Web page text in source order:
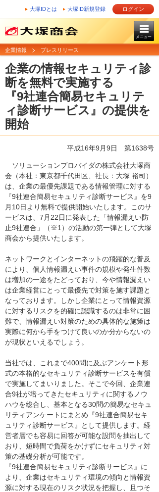
大塚IDとは 大塚ID新規登録 ログイン
メニュー
企業情報 プレスリリース
企業の情報セキュリティ診
断を無料で実施する
『9社連合簡易セキュリテ
ィ診断サービス』の提供を
開始
平成16年9月9日 第1638号
ソリューションプロバイダの株式会社大塚商
会（本社：東京都千代田区、社長：大塚 裕司）
は、企業の最優先課題である情報管理に対する
『9社連合簡易セキュリティ診断サービス』を9
月10日より無料で提供開始いたします。このサ
ービスは、7月22日に発表した「情報漏えい防
止9社連合」（※1）の活動の第一弾として大塚
商会から提供いたします。
ネットワークとインターネットの飛躍的な普及
により、個人情報漏えい事件の規模や発生件数
は増加の一途をたどっており、今や情報漏えい
は企業経営にとって最優先で対策を施す課題と
なっております。しかし企業にとって情報資源
に対するリスクを的確に認識するのは非常に困
難で、情報漏えい対策のための具体的な施策は
実際に何から手をつけて良いのか分からないの
が現状といえるでしょう。
当社では、これまで400問に及ぶアンケート形
式の本格的なセキュリティ診断サービスを有償
で実施してまいりました。そこで今回、企業連
合9社が培ってきたセキュリティに関するノウ
ハウを総合し、基本となる30問の簡易なセキュ
リティアンケートにまとめ『9社連合簡易セキ
ュリティ診断サービス』として提供します。経
営者層でも容易に回答が可能な設問を抽出して
おり、短時間で負荷をかけずにセキュリティ対
策の基礎分析が可能です。
『9社連合簡易セキュリティ診断サービス』に
より、企業はセキュリティ環境の傾向と情報資
源に対する現在のリスク状況を把握し、且つそ